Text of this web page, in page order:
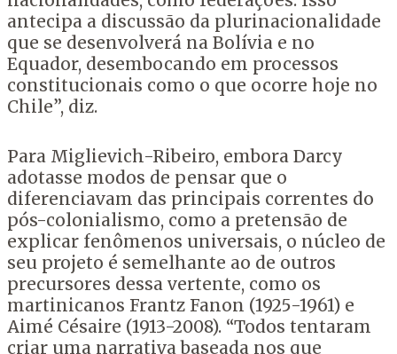
antecipa a discussão da plurinacionalidade
que se desenvolverá na Bolívia e no
Equador, desembocando em processos
constitucionais como o que ocorre hoje no
Chile”, diz.
Para Miglievich-Ribeiro, embora Darcy
adotasse modos de pensar que o
diferenciavam das principais correntes do
pós-colonialismo, como a pretensão de
explicar fenômenos universais, o núcleo de
seu projeto é semelhante ao de outros
precursores dessa vertente, como os
martinicanos Frantz Fanon (1925-1961) e
Aimé Césaire (1913-2008). “Todos tentaram
criar uma narrativa baseada nos que